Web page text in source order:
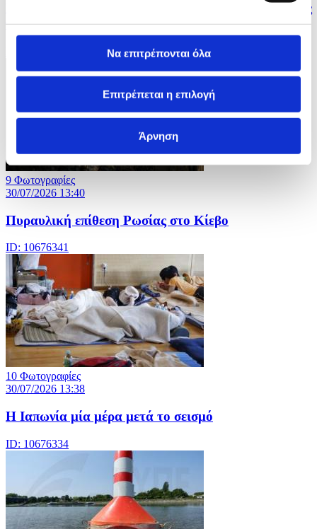
Να επιτρέπονται όλα
Επιτρέπεται η επιλογή
Άρνηση
Εκδηλώσεις από Βουδιστές για την περίοδο νηστείας
των μοναχών στην Μπανγκόκ
9 Φωτογραφίες
30/07/2026 13:40
Πυραυλική επίθεση Ρωσίας στο Κίεβο
ID: 10676341
10 Φωτογραφίες
30/07/2026 13:38
Η Ιαπωνία μία μέρα μετά το σεισμό
ID: 10676334